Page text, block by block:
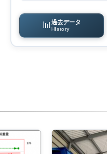
📊 過去データ
History